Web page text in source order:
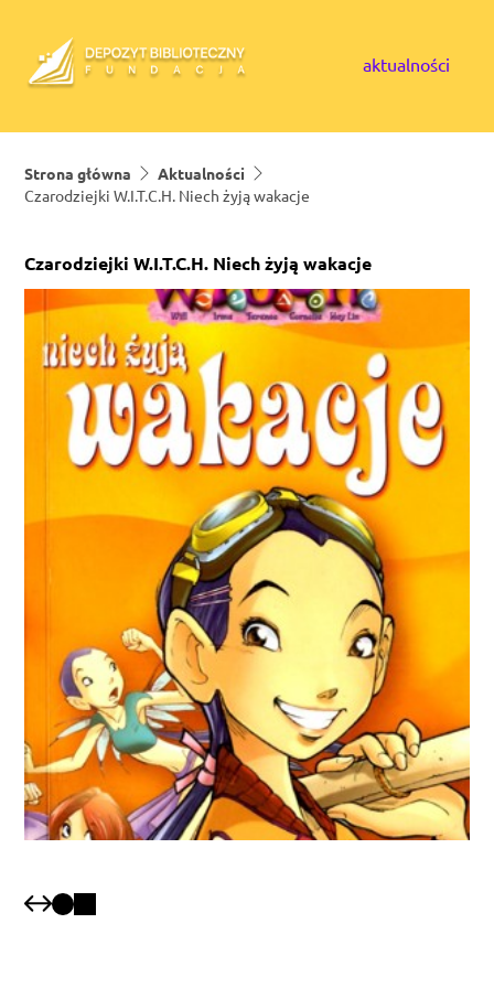
aktualności
Strona główna
Aktualności
Czarodziejki W.I.T.C.H. Niech żyją wakacje
Czarodziejki W.I.T.C.H. Niech żyją wakacje